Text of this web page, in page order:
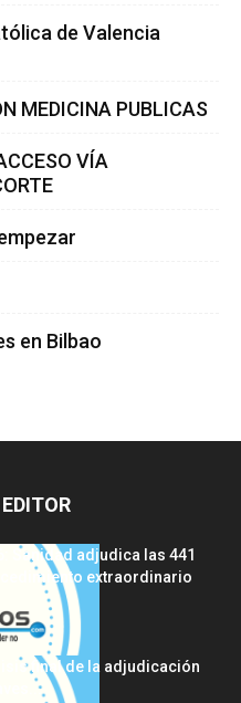
de Valencia
MEDICINA PUBLICAS
VÍA
en Bilbao
Sanidad adjudica las 441
extraordinario
final de la adjudicación